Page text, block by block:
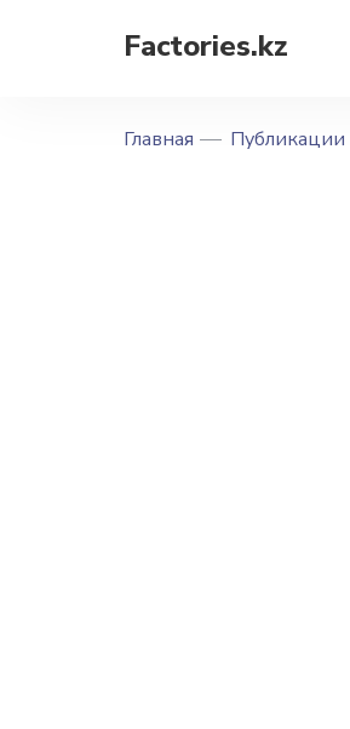
Factories.kz
Главная Публикации